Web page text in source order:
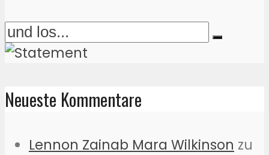
Neueste Kommentare
Lennon Zainab Mara Wilkinson zu